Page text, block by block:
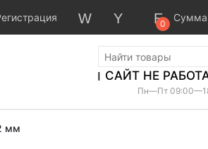
0
Сумма
САЙТ НЕ
Пн—Пт
с вибромотором. Нож на винтах,
регулируемый 0,7-3мм. Комплект: 1...
Нет в наличии
мм